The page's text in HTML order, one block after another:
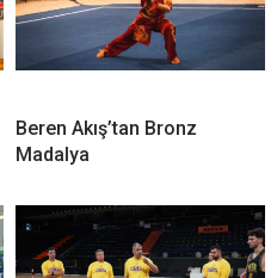
Beren Akış’tan Bronz
Madalya